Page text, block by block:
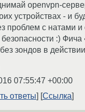
openvpn-
устройствах - и
проблем с натами
:) Фича
зондов в
07:55:47 +00:00
ответы
Ссылка